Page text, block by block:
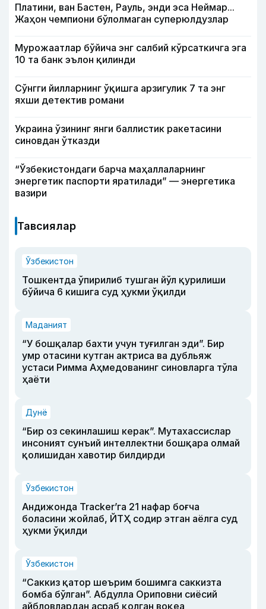
Платини, ван Бастен, Рауль, энди эса Неймар...
Жаҳон чемпиони бўлолмаган суперюлдузлар
Мурожаатлар бўйича энг салбий кўрсаткичга эга
10 та банк эълон қилинди
Сўнгги йилларнинг ўқишга арзигулик 7 та энг
яхши детектив романи
Украина ўзининг янги баллистик ракетасини
синовдан ўтказди
“Ўзбекистондаги барча маҳаллаларнинг
энергетик паспорти яратилади” — энергетика
вазири
Тавсиялар
Ўзбекистон
Тошкентда ўпирилиб тушган йўл қурилиши
бўйича 6 кишига суд ҳукми ўқилди
Маданият
“У бошқалар бахти учун туғилган эди”. Бир
умр отасини кутган актриса ва дубльяж
устаси Римма Аҳмедованинг синовларга тўла
ҳаёти
Дунё
“Бир оз секинлашиш керак”. Мутахассислар
инсоният сунъий интеллектни бошқара олмай
қолишидан хавотир билдирди
Ўзбекистон
Андижонда Tracker’га 21 нафар боғча
боласини жойлаб, ЙТҲ содир этган аёлга суд
ҳукми ўқилди
Ўзбекистон
“Саккиз қатор шеърим бошимга саккизта
бомба бўлган”. Абдулла Ориповни сиёсий
айбловлардан асраб қолган воқеа